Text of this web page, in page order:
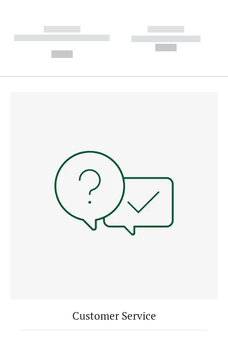
------------
----------- ----------- --------
------------
----------- -----------
Customer Service